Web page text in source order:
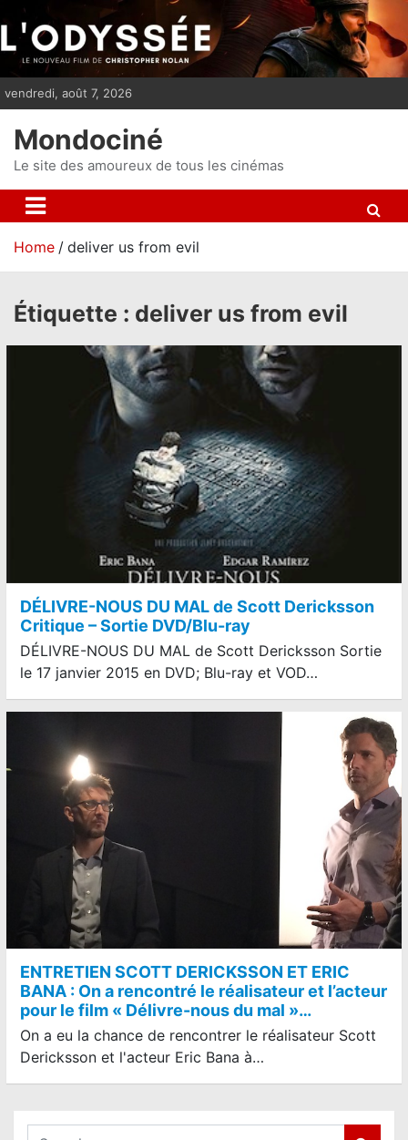
i
p
n
t
vendredi, août 7, 2026
Mondociné
Le site des amoureux de tous les cinémas
Home deliver us from evil
Étiquette : deliver us from evil
DÉLIVRE-NOUS DU MAL de Scott Dericksson
Critique – Sortie DVD/Blu-ray
DÉLIVRE-NOUS DU MAL de Scott Dericksson Sortie
le 17 janvier 2015 en DVD; Blu-ray et VOD…
ENTRETIEN SCOTT DERICKSSON ET ERIC
BANA : On a rencontré le réalisateur et l’acteur
pour le film « Délivre-nous du mal »…
On a eu la chance de rencontrer le réalisateur Scott
Dericksson et l'acteur Eric Bana à…